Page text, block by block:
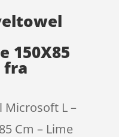
150X85
fra
Microsoft L –
Cm – Lime